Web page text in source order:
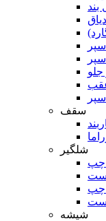
دیاق
سقف
شلگیر
چپ
چپ
شیشه